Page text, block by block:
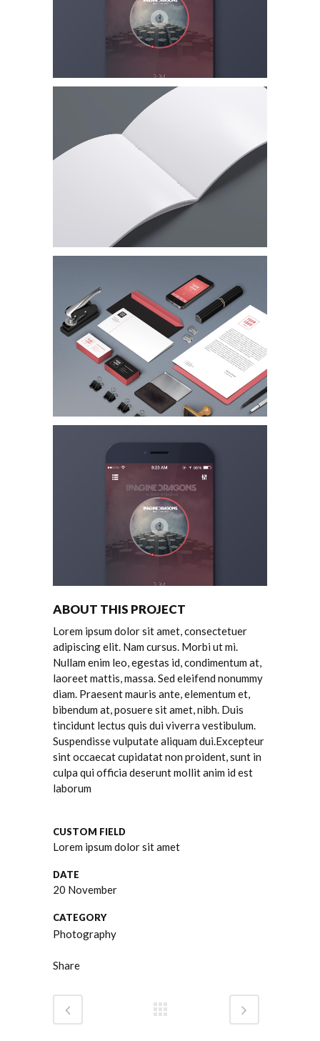
ABOUT THIS PROJECT
Lorem ipsum dolor sit amet, consectetuer
adipiscing elit. Nam cursus. Morbi ut mi.
Nullam enim leo, egestas id, condimentum at,
laoreet mattis, massa. Sed eleifend nonummy
diam. Praesent mauris ante, elementum et,
bibendum at, posuere sit amet, nibh. Duis
tincidunt lectus quis dui viverra vestibulum.
Suspendisse vulputate aliquam dui.Excepteur
sint occaecat cupidatat non proident, sunt in
culpa qui officia deserunt mollit anim id est
laborum
CUSTOM FIELD
Lorem ipsum dolor sit amet
DATE
20 November
CATEGORY
Photography
Share